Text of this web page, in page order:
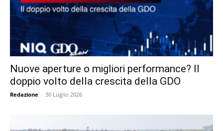
Nuove aperture o migliori performance? Il
doppio volto della crescita della GDO
Redazione - 30 Luglio 2026